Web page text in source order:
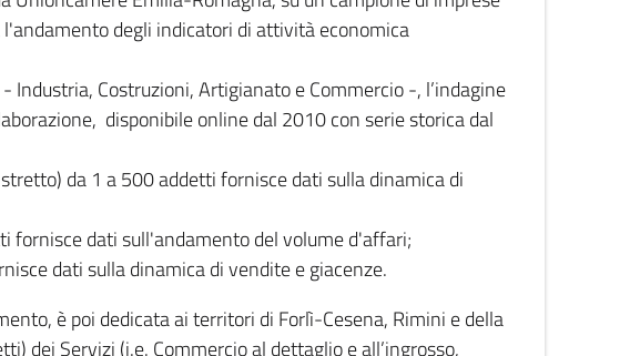
degli indicatori di attività economica
Costruzioni, Artigianato e Commercio -, l’indagine
disponibile online dal 2010 con serie storica dal
da 1 a 500 addetti fornisce dati sulla dinamica di
fornisce dati sull'andamento del volume d'affari;
dati sulla dinamica di vendite e giacenze.
è poi dedicata ai territori di Forlì-Cesena, Rimini e della
dei Servizi (i.e. Commercio al dettaglio e all’ingrosso,